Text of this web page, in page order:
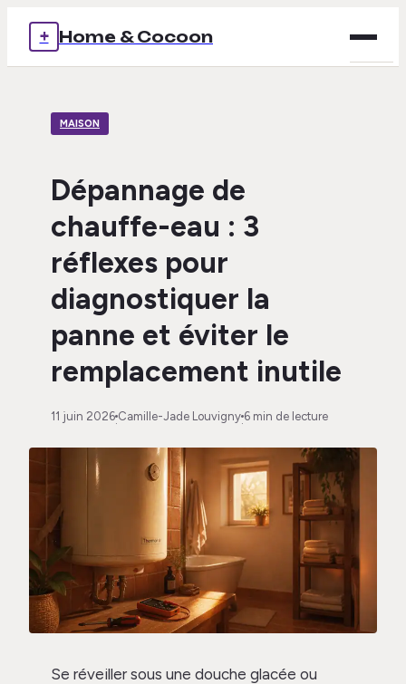
+ Home & Cocoon
MAISON
Dépannage de
chauffe-eau : 3
réflexes pour
diagnostiquer la
panne et éviter le
remplacement inutile
11 juin 2026
·
Camille-Jade Louvigny
·
6 min de lecture
Se réveiller sous une douche glacée ou